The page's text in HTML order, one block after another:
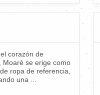
corazón de
Moaré se erige como
ropa de referencia,
una ...